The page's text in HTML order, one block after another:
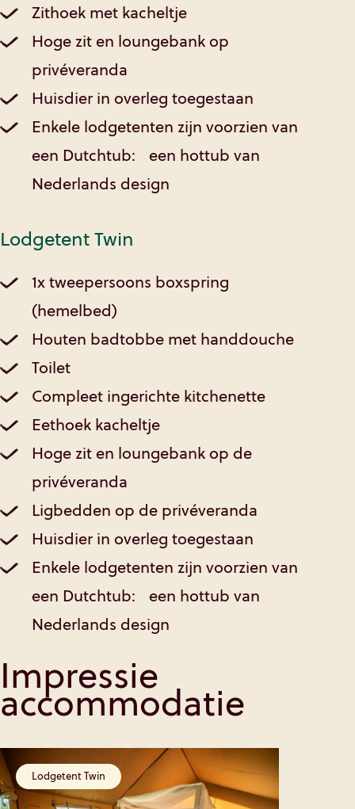
Zithoek met kacheltje
Hoge zit en loungebank op
privéveranda
Huisdier in overleg toegestaan
Enkele lodgetenten zijn voorzien van
een Dutchtub: een hottub van
Nederlands design
Lodgetent Twin
1x tweepersoons boxspring
(hemelbed)
Houten badtobbe met handdouche
Toilet
Compleet ingerichte kitchenette
Eethoek kacheltje
Hoge zit en loungebank op de
privéveranda
Ligbedden op de privéveranda
Huisdier in overleg toegestaan
Enkele lodgetenten zijn voorzien van
een Dutchtub: een hottub van
Nederlands design
Impressie
accommodatie
Lodgetent Twin